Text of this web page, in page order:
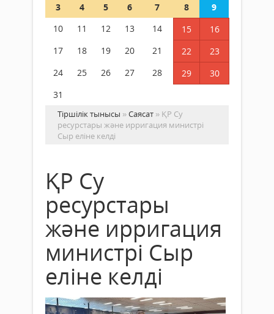
3
4 5 6 7 8
9
10
11 12 13 14 15
16
17
18 19 20 21 22
23
24
25 26 27 28 29
30
31
Тіршілік тынысы »Саясат » ҚР Су
ресурстары және ирригация министрі
Сыр еліне келді
ҚР Су
ресурстары
және ирригация
министрі Сыр
еліне келді